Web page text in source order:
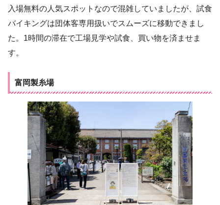
入場無料の人気スポットなので混雑していましたが、試食
バイキングは団体客専用扱いでスムーズに移動できまし
た。1時間の滞在で工場見学や試食、買い物を済ませま
す。
富岡製糸場